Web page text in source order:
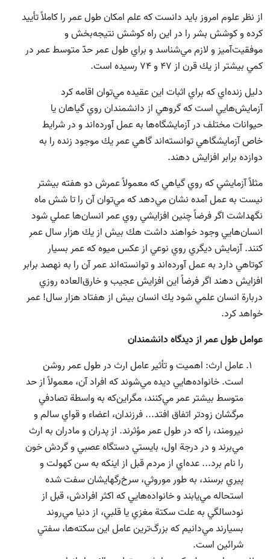
از نظر علوم امروز بايد دانست كه علم امكان طول عمر را كاملاً تأييد
كرده و كوشش بشر را در اين راه كوشش نتيجه‌بخش و
موفقيت‌آميز و لازم مي‌شناسد و براي طول عمر حدّ متوسط عمر در
كمي بيشتر از يك قرن از 47 و 74 رسيده است.
دليل زنده‌اي كه براي اثبات اين عقيده مي‌توان اقامه كرد
آزمايش‌هايي است كه گروهي از دانشمندان روي گياهان يا
حيوانات مختلف در آزمايشگاه‌ها به عمل آورده‌اند و در شرايط
خاص آزمايشگاهي توانسته‌اند گاهي عمر يك موجود زنده را به
دوازده برابر افزايش دهند.
مثلاً آزمايشي كه روي گياهي كه معمولاً عمرش دو هفته بيشتر
نيست به عمل آمده نشان مي‌دهد كه مي‌‌توان آن را تا شش ماه
نگهداشت اگر فرضاً چنين افزايشي روي عمر انسان‌ها عملي شود
انسان‌هايي وجود خواهند داشت هك بيش از يك هزار سال عمر
كنند. آزمايش ديگري روي نوعي از عكس ميوه كه عمر بسيار
كوتاهي دارد به عمل آورده‌اند و توانسته‌اند عمر آن را به نهصد برابر
افزايش دهند اگر فرضاً اين افزايش عجيب و خارق‌العاده روزي
دربارة انسان علمي شود يك انسان بيش از هفتاد هزار سال! عمر
خواهد كرد.
عوامل طول عمر از ديدگاه دانشمندان
عامل ارث: اهميت و تأثير عامل ارث در طول عمر روشن
است. خانواده‌هايي ديده مي‌شوند كه افراد آن، معمولاً از حد
متوسط بيشتر عمر مي‌كنند، مگراين‌كه به واسطة تصادفي
مرگشان زودتر اتفاق افتد... فرزندان، اعضاء و قواي سالم و
نيرومند، را كه در طول عمر مؤثرند. از پدران و مادران به ارث
مي‌برند و در درجة‌ اول، بايستي دستگاه عصبي و گردش خون
را نام برد... عده‌اي از مردم قبل از اينكه به سن كهولت و
پيري برسند، به طور موروثي، سرخ‌رگهايشان سفت شده
استحاله مي‌يابند و خانواده‌هايي كه اكثر افرادش، قبل از
نودسالگي به علت سكتة مغزي يا قلبي، از دنيا مي‌روند
بسيارند مي‌دانيم كه بزرگ‌ترين عامل اين سكته‌ها، سفتي
شرائين است.